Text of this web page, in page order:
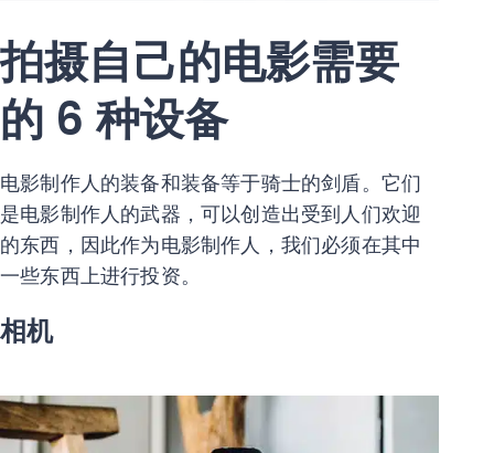
拍摄自己的电影需要
的 6 种设备
电影制作人的装备和装备等于骑士的剑盾。它们
是电影制作人的武器，可以创造出受到人们欢迎
的东西，因此作为电影制作人，我们必须在其中
一些东西上进行投资。
相机